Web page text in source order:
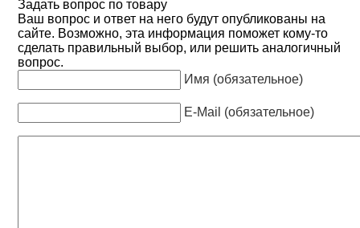
Задать вопрос по товару
Ваш вопрос и ответ на него будут опубликованы на
сайте. Возможно, эта информация поможет кому-то
сделать правильный выбор, или решить аналогичный
вопрос.
Имя (обязательное)
E-Mail (обязательное)